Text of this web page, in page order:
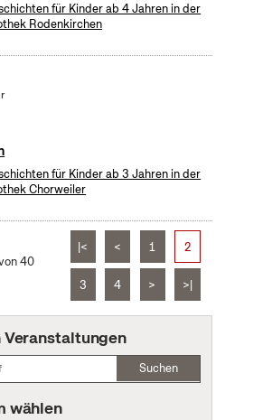
für Kinder ab 4 Jahren in der
Rodenkirchen
für Kinder ab 3 Jahren in der
Chorweiler
40
|< < 1 2
3 4 > >|
Veranstaltungen
Suchen
wählen